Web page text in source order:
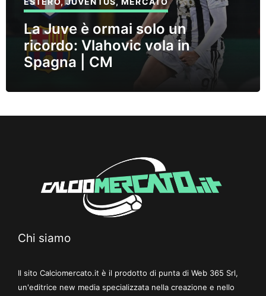
La Juve è ormai solo un
ricordo: Vlahovic vola in
Spagna | CM
Chi siamo
Il sito Calciomercato.it è il prodotto di punta di Web 365 Srl,
un'editrice new media specializzata nella creazione e nello